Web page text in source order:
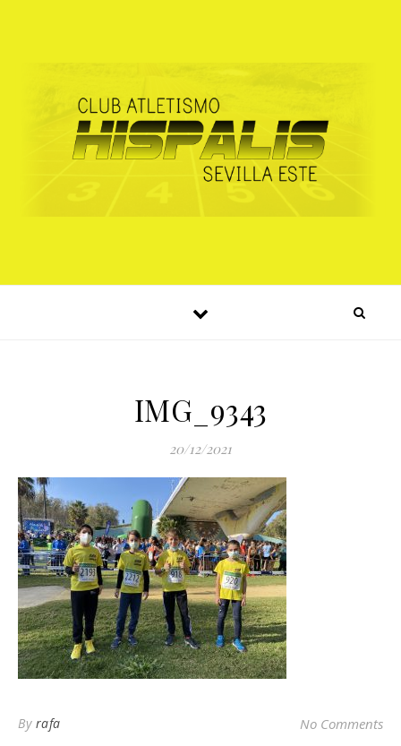
IMG_9343
20/12/2021
By rafa No Comments